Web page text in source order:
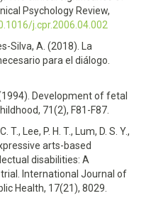
Psychology Review,
j.cpr.2006.04.002
Silva, A. (2018). La
para el diálogo.
(1994). Development of fetal
71(2), F81-F87.
T., Lee, P. H. T., Lum, D. S. Y.,
arts-based
disabilities: A
International Journal of
Health, 17(21), 8029.